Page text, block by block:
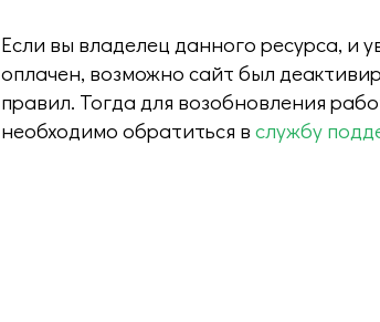
Если вы владелец данного ресурса, и
оплачен, возможно сайт был
правил. Тогда для возобновления
необходимо обратиться в службу